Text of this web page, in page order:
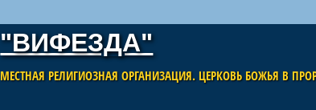
"ВИФЕЗДА"
МЕСТНАЯ РЕЛИГИОЗНАЯ ОРГАНИЗАЦИЯ. ЦЕРКОВЬ БОЖЬЯ В